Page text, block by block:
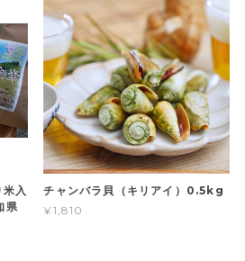
入
県
チャンバラ貝（キリアイ）0.5kg
¥1,810